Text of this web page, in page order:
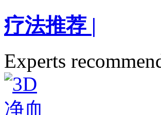
疗法推荐 |
Experts